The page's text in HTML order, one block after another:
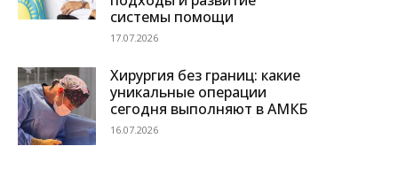
системы помощи
17.07.2026
Хирургия без границ: какие
уникальные операции
сегодня выполняют в АМКБ
16.07.2026